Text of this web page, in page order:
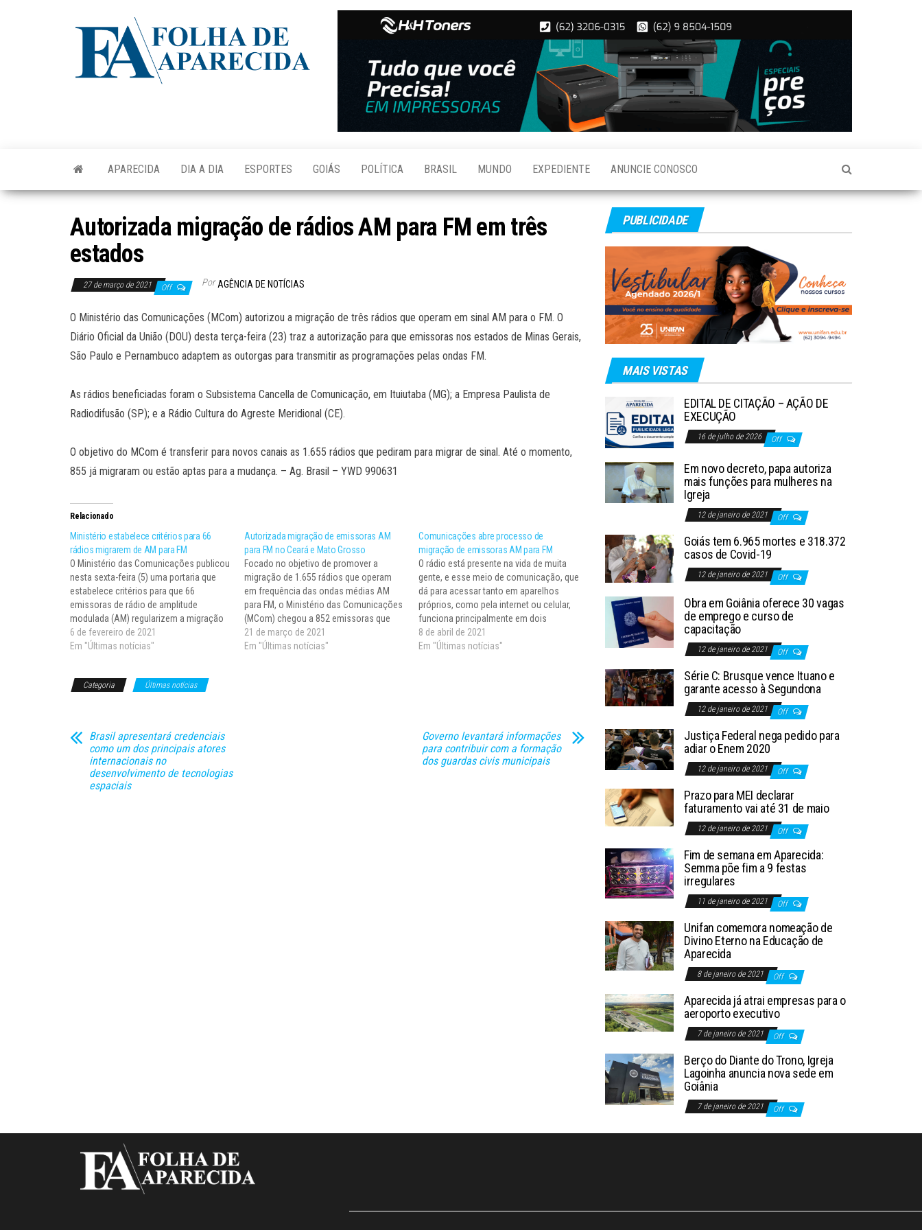
Aparecida
APARECIDA DIA A DIA ESPORTES GOIÁS POLÍTICA BRASIL MUNDO EXPEDIENTE ANUNCIE CONOSCO
Autorizada migração de rádios AM para FM em três
estados
27 de março de 2021 Off Por AGÊNCIA DE NOTÍCIAS
O Ministério das Comunicações (MCom) autorizou a migração de três rádios que operam em sinal AM para o FM. O
Diário Oficial da União (DOU) desta terça-feira (23) traz a autorização para que emissoras nos estados de Minas Gerais,
São Paulo e Pernambuco adaptem as outorgas para transmitir as programações pelas ondas FM.
As rádios beneficiadas foram o Subsistema Cancella de Comunicação, em Ituiutaba (MG); a Empresa Paulista de
Radiodifusão (SP); e a Rádio Cultura do Agreste Meridional (CE).
O objetivo do MCom é transferir para novos canais as 1.655 rádios que pediram para migrar de sinal. Até o momento,
855 já migraram ou estão aptas para a mudança. – Ag. Brasil – YWD 990631
Relacionado
Ministério estabelece critérios para 66
rádios migrarem de AM para FM
O Ministério das Comunicações publicou
nesta sexta-feira (5) uma portaria que
estabelece critérios para que 66
emissoras de rádio de amplitude
modulada (AM) regularizem a migração
para frequência modulada (FM). O texto é
assinado pelo ministro Fábio Faria. A
6 de fevereiro de 2021
Em "Últimas notícias"
Autorizada migração de emissoras AM
para FM no Ceará e Mato Grosso
Focado no objetivo de promover a
migração de 1.655 rádios que operam
em frequência das ondas médias AM
para FM, o Ministério das Comunicações
(MCom) chegou a 852 emissoras que
puderam fazer a adaptação das
outorgas e passar a transmitir as
21 de março de 2021
Em "Últimas notícias"
Comunicações abre processo de
migração de emissoras AM para FM
O rádio está presente na vida de muita
gente, e esse meio de comunicação, que
dá para acessar tanto em aparelhos
próprios, como pela internet ou celular,
funciona principalmente em dois
sistemas de ondas sonoras: AM, que
significa amplitude modulada, e FM, que
8 de abril de 2021
Em "Últimas notícias"
Categoria Últimas notícias
Brasil apresentará credenciais
como um dos principais atores
internacionais no
desenvolvimento de tecnologias
espaciais
Governo levantará informações
para contribuir com a formação
dos guardas civis municipais
PUBLICIDADE
MAIS VISTAS
EDITAL DE CITAÇÃO – AÇÃO DE
EXECUÇÃO
16 de julho de 2026 Off
Em novo decreto, papa autoriza
mais funções para mulheres na
Igreja
12 de janeiro de 2021 Off
Goiás tem 6.965 mortes e 318.372
casos de Covid-19
12 de janeiro de 2021 Off
Obra em Goiânia oferece 30 vagas
de emprego e curso de
capacitação
12 de janeiro de 2021 Off
Série C: Brusque vence Ituano e
garante acesso à Segundona
12 de janeiro de 2021 Off
Justiça Federal nega pedido para
adiar o Enem 2020
12 de janeiro de 2021 Off
Prazo para MEI declarar
faturamento vai até 31 de maio
12 de janeiro de 2021 Off
Fim de semana em Aparecida:
Semma põe fim a 9 festas
irregulares
11 de janeiro de 2021 Off
Unifan comemora nomeação de
Divino Eterno na Educação de
Aparecida
8 de janeiro de 2021 Off
Aparecida já atrai empresas para o
aeroporto executivo
7 de janeiro de 2021 Off
Berço do Diante do Trono, Igreja
Lagoinha anuncia nova sede em
Goiânia
7 de janeiro de 2021 Off